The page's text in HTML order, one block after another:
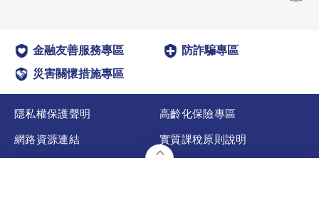
金融友善服務專區
防詐騙專區
災害關懷措施專區
隱私權保護聲明 高齡化保險專區
網路資源連結 實質課稅原則說明